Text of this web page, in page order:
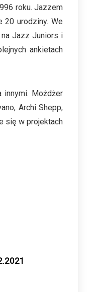
roku. Jazzem
20 urodziny. We
na Jazz Juniors i
ankietach
innymi. Możdżer
Archi Shepp,
się w projektach